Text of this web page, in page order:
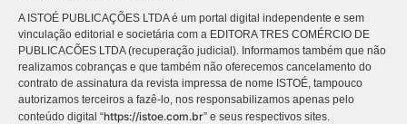
A ISTOÉ PUBLICAÇÕES LTDA é um portal digital independente e sem
vinculação editorial e societária com a EDITORA TRES COMÉRCIO DE
PUBLICACÕES LTDA (recuperação judicial). Informamos também que não
realizamos cobranças e que também não oferecemos cancelamento do
contrato de assinatura da revista impressa de nome ISTOÉ, tampouco
autorizamos terceiros a fazê-lo, nos responsabilizamos apenas pelo
conteúdo digital “https://istoe.com.br” e seus respectivos sites.